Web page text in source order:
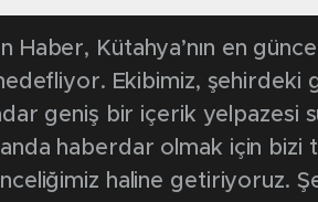
Haber, Kütahya’nın en
hedefliyor. Ekibimiz,
geniş bir içerik yelpazesi
haberdar olmak için bizi
haline getiriyoruz.